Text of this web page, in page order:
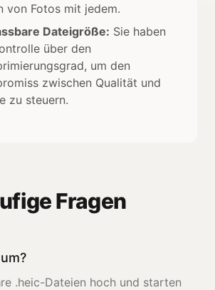
von Fotos mit jedem.
Dateigröße: Sie haben
über den
um den
zwischen Qualität und
zu steuern.
Fragen
.heic-Dateien hoch und starten